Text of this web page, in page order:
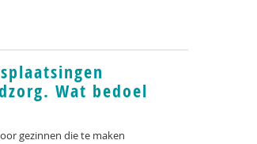
Wat bedoel
gezinnen die te maken